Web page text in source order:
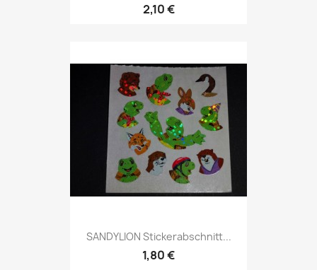
2,10 €
SANDYLION Stickerabschnitt...
1,80 €